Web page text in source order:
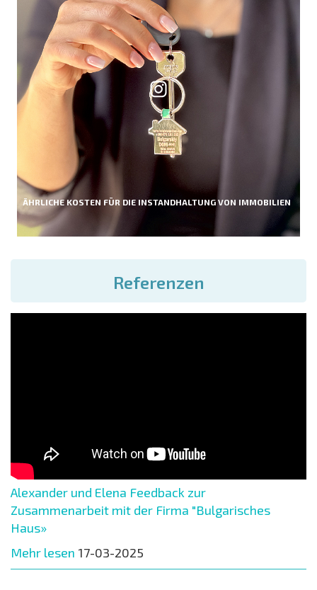
ÄHRLICHE KOSTEN FÜR DIE INSTANDHALTUNG VON IMMOBILIEN
Referenzen
Alexander und Elena Feedback zur
Zusammenarbeit mit der Firma "Bulgarisches
Haus»
Mehr lesen 17-03-2025